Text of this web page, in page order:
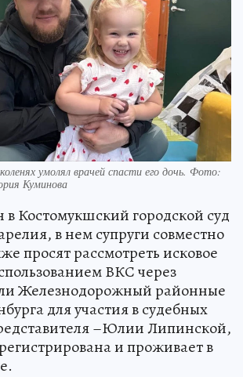
умолял врачей спасти его дочь. Фото:
Куминова
Костомукшский городской суд
в нем супруги совместно
просят рассмотреть исковое
ВКС через
Железнодорожный районные
для участия в судебных
–Юлии Липинской,
и проживает в